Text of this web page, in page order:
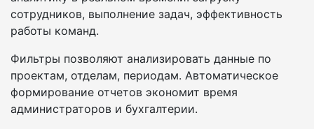
сотрудников, выполнение задач, эффективность
работы команд.
Фильтры позволяют анализировать данные по
проектам, отделам, периодам. Автоматическое
формирование отчетов экономит время
администраторов и бухгалтерии.